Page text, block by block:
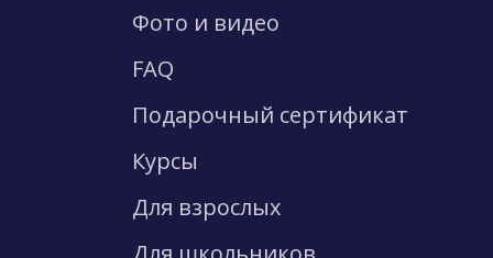
Фото и видео
FAQ
Подарочный сертификат
Курсы
Для взрослых